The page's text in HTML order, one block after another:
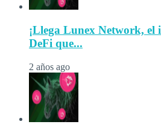
¡Llega Lunex Network,
DeFi que...
2 años ago